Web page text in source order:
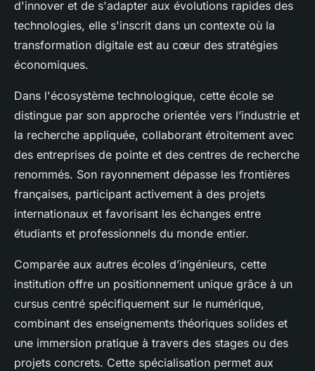
d'innover et de s'adapter aux évolutions rapides des
technologies, elle s'inscrit dans un contexte où la
transformation digitale est au cœur des stratégies
économiques.
Dans l'écosystème technologique, cette école se
distingue par son approche orientée vers l’industrie et
la recherche appliquée, collaborant étroitement avec
des entreprises de pointe et des centres de recherche
renommés. Son rayonnement dépasse les frontières
françaises, participant activement à des projets
internationaux et favorisant les échanges entre
étudiants et professionnels du monde entier.
Comparée aux autres écoles d’ingénieurs, cette
institution offre un positionnement unique grâce à un
cursus centré spécifiquement sur le numérique,
combinant des enseignements théoriques solides et
une immersion pratique à travers des stages ou des
projets concrets. Cette spécialisation permet aux